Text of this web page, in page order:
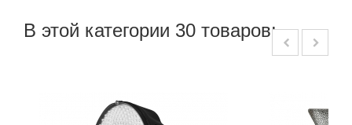
В этой категории 30 товаров: